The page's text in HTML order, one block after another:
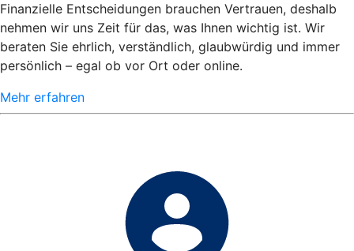
Finanzielle Entscheidungen brauchen Vertrauen, deshalb
nehmen wir uns Zeit für das, was Ihnen wichtig ist. Wir
beraten Sie ehrlich, verständlich, glaubwürdig und immer
persönlich – egal ob vor Ort oder online.
Mehr erfahren